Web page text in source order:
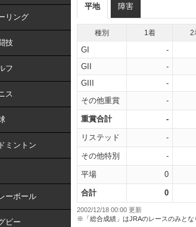
リング
技
フ
ス
ミントン
ーボール
ビー
平地 障害
種別 1着 2
GI -
GII
-
GIII
-
その他重賞
-
重賞合計 -
リステッド -
その他特別 -
平場 0
合計 0
2002/12/18 00:00 更新
※「総合成績」はJRAのレースのみとな